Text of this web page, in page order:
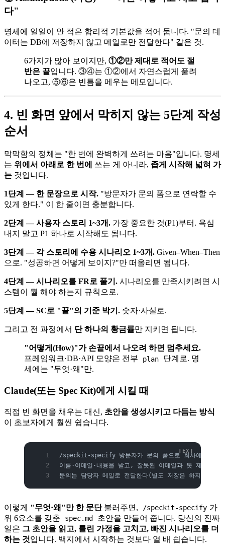
다"
명세에 일일이 안 적은 합리적 기본값을 적어 둡니다. "문의 데
이터는 DB에 저장하지 않고 메일로만 전달한다" 같은 것.
6가지가 많아 보이지만, ①②만 제대로 적어도 절
반은 끝입니다. ③④는 ①②에서 자연스럽게 풀려
나오고, ⑤⑥은 빈틈을 메우는 메모입니다.
4. 빈 화면 앞에서 막히지 않는 5단계 작성
순서
막막함의 정체는 "한 번에 완벽하게 쓰려는 마음"입니다. 명세
는 위에서 아래로 한 번에 쓰는 게 아니라, 좁게 시작해 넓혀 가
는 것입니다.
1단계 — 한 문장으로 시작. "방문자가 문의 폼으로 연락할 수
있게 한다." 이 한 줄이면 충분합니다.
2단계 — 사용자 스토리 1~3개. 가장 중요한 것(P1)부터. 욕심
내지 말고 P1 하나로 시작해도 됩니다.
3단계 — 각 스토리에 수용 시나리오 1~3개. Given–When–Then
으로. "성공하면 어떻게 보이지?"만 떠올리면 됩니다.
4단계 — 시나리오를 FR로 풀기. 시나리오를 만족시키려면 시
스템이 뭘 해야 하는지 규칙으로.
5단계 — SC로 "끝"의 기준 박기. 숫자·사실로.
그리고 전 과정에서 단 하나의 황금률만 지키면 됩니다.
"어떻게(How)"가 손끝에서 나오려 하면 멈추세요.
프레임워크·DB·API 모양은 전부
plan
단계로. 명
세에는 "무엇·왜"만.
Claude(또는 Spec Kit)에게 시킬 때
직접 빈 화면을 채우는 대신, 초안을 생성시키고 다듬는 방식
이 초보자에게 훨씬 쉽습니다.
/speckit-specify 방문자가 문의 폼으로 회사에 연락
이름·이메일·내용을 받고, 잘못된 이메일과 봇 제출은
문의는 담당자 메일로 전달한다(별도 저장은 하지 않음).
이렇게 "무엇·왜"만 한 문단불러주면, /speckit-specify 가
위 6요소를 갖춘
spec.md
초안을 만들어 줍니다. 당신의 진짜
일은 그 초안을 읽고, 틀린 가정을 고치고, 빠진 시나리오를 더
하는 것입니다. 백지에서 시작하는 것보다 열 배 쉽습니다.